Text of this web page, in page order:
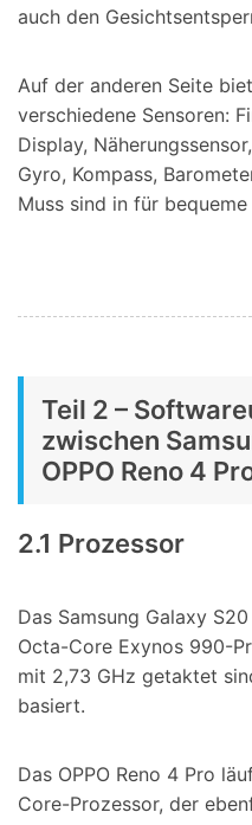
auch den
Auf der anderen Seite
verschiedene Sensoren:
Display,
Gyro, Kompass,
Muss sind in für
Teil 2 –
zwischen
OPPO Reno 4
2.1 Prozessor
Das Samsung Galaxy
Octa-Core Exynos 990-
mit 2,73 GHz getaktet
basiert.
Das OPPO Reno 4 Pro
Core-Prozessor, der